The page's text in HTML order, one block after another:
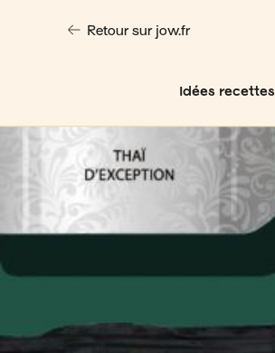
Retour sur jow.fr
Idées recettes